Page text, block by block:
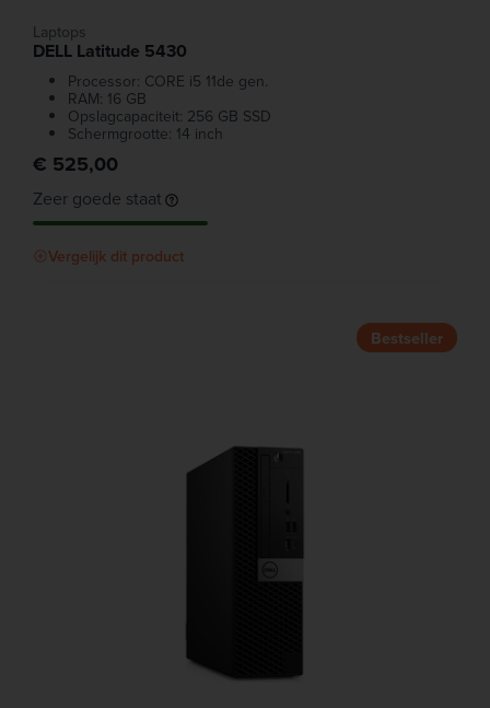
Laptops
DELL Latitude 5430
Processor: CORE i5 11de gen.
RAM: 16 GB
Opslagcapaciteit: 256 GB SSD
Schermgrootte: 14 inch
€ 525,00
Zeer goede staat
Vergelijk dit product
Bestseller